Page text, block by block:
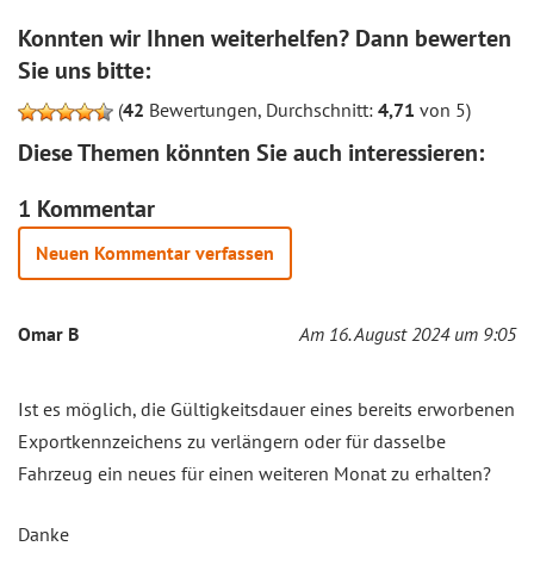
Konnten wir Ihnen weiterhelfen? Dann bewerten
Sie uns bitte:
(42 Bewertungen, Durchschnitt: 4,71 von 5)
Diese Themen könnten Sie auch interessieren:
1 Kommentar
Neuen Kommentar verfassen
Omar B Am 16. August 2024 um 9:05
Ist es möglich, die Gültigkeitsdauer eines bereits erworbenen
Exportkennzeichens zu verlängern oder für dasselbe
Fahrzeug ein neues für einen weiteren Monat zu erhalten?
Danke